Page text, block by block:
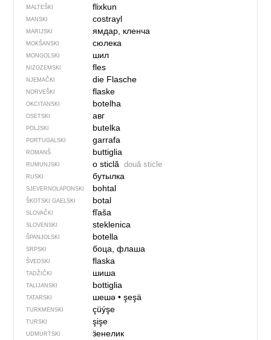
MALTEŠKI flixkun
MANSKI costrayl
MARIJSKI ямдар, кленча
MOKŠANSKI сюлека
MONGOLSKI шил
NIZOZEMSKI fles
NJEMAČKI die Flasche
NORVEŠKI flaske
OKCITANSKI botelha
OSETSKI авг
POLJSKI butelka
PORTUGALSKI garrafa
ROMANŠ buttiglia
RUMUNJSKI o sticlă două sticle
RUSKI бутылка
SJEVER­NO­LA­PONSKI bohtal
ŠKOTSKI GAELSKI botal
SLOVAČKI fľaša
SLOVENSKI steklenica
ŠPANJOLSKI botella
SRPSKI боца, флаша
ŠVEDSKI flaska
TADŽIČKI шиша
TALIJANSKI bottiglia
TATARSKI шешә• şeşä
TURKMENSKI çüýşe
TURSKI şişe
UDMURTSKI ӟенелик